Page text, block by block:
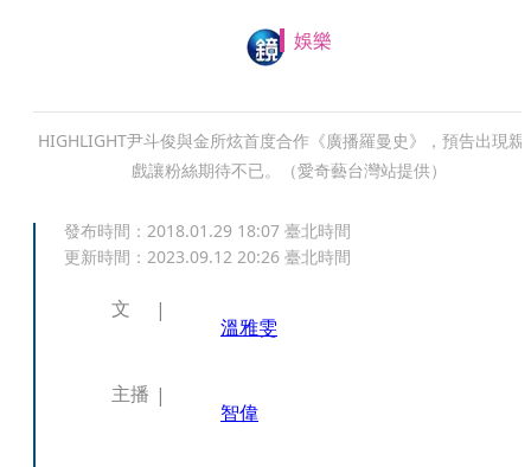
娛樂
HIGHLIGHT尹斗俊與金所炫首度合作《廣播羅曼史》，預告出現親
戲讓粉絲期待不已。（愛奇藝台灣站提供）
發布時間： 2018.01.29 18:07 臺北時間
更新時間： 2023.09.12 20:26 臺北時間
文
溫雅雯
主播
智偉